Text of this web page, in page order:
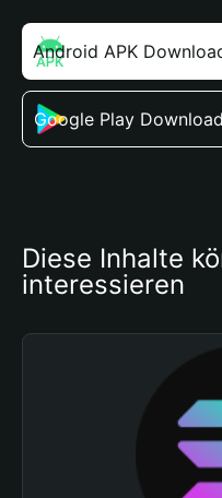
Android APK
Google Play Download
Diese Inhalte
interessieren